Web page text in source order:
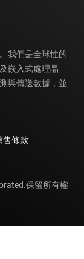
我們是全球性的
嵌入式處理晶
與傳送數據，並
售條款
保留所有權